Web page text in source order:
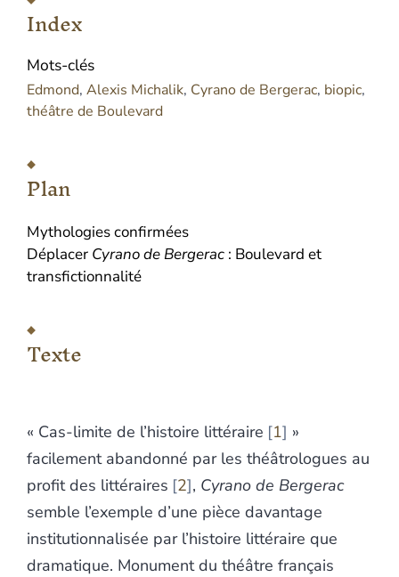
Index
Mots-clés
Edmond, Alexis Michalik, Cyrano de Bergerac, biopic,
théâtre de Boulevard
Plan
Mythologies confirmées
Déplacer Cyrano de Bergerac : Boulevard et
transfictionnalité
Texte
« Cas-limite de l’histoire littéraire 1 »
facilement abandonné par les théâtrologues au
profit des littéraires 2 , Cyrano de Bergerac
semble l’exemple d’une pièce davantage
institutionnalisée par l’histoire littéraire que
dramatique. Monument du théâtre français